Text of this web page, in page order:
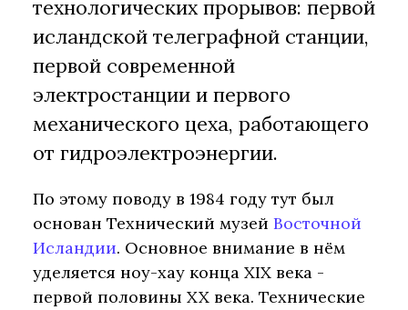
технологических прорывов: первой
исландской телеграфной станции,
первой современной
электростанции и первого
механического цеха, работающего
от гидроэлектроэнергии.
По этому поводу в 1984 году тут был
основан Технический музей Восточной
Исландии. Основное внимание в нём
уделяется ноу-хау конца XIX века -
первой половины XX века. Технические